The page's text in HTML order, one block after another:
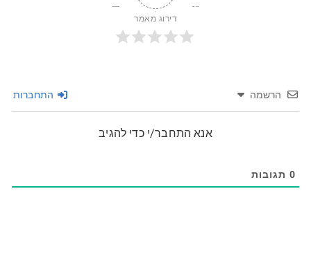
דירוג מאמר
הרשמה התחברות
אנא התחבר/י כדי להגיב
0 תגובות